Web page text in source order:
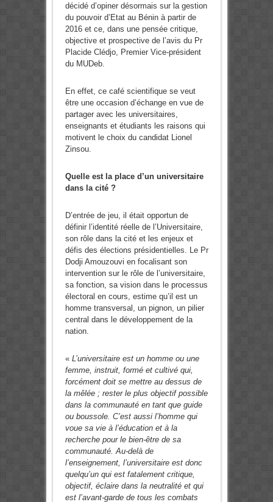
décidé d’opiner désormais sur la gestion
du pouvoir d’Etat au Bénin à partir de
2016 et ce, dans une pensée critique,
objective et prospective de l’avis du Pr
Placide Clédjo, Premier Vice-président
du MUDeb.
En effet, ce café scientifique se veut
être une occasion d’échange en vue de
partager avec les universitaires,
enseignants et étudiants les raisons qui
motivent le choix du candidat Lionel
Zinsou.
Quelle est la place d’un universitaire
dans la cité ?
D’entrée de jeu, il était opportun de
définir l’identité réelle de l’Universitaire,
son rôle dans la cité et les enjeux et
défis des élections présidentielles. Le Pr
Dodji Amouzouvi en focalisant son
intervention sur le rôle de l’universitaire,
sa fonction, sa vision dans le processus
électoral en cours, estime qu’il est un
homme transversal, un pignon, un pilier
central dans le développement de la
nation.
« L’universitaire est un homme ou une
femme, instruit, formé et cultivé qui,
forcément doit se mettre au dessus de
la mêlée ; rester le plus objectif possible
dans la communauté en tant que guide
ou boussole. C’est aussi l’homme qui
voue sa vie à l’éducation et à la
recherche pour le bien-être de sa
communauté. Au-delà de
l’enseignement, l’universitaire est donc
quelqu’un qui est fatalement critique,
objectif, éclaire dans la neutralité et qui
est l’avant-garde de tous les combats